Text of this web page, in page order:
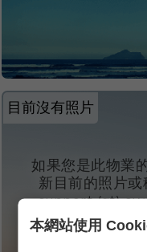
本網站使用
目前沒有照片
如果您是此物業
新目前的照片
support (at)